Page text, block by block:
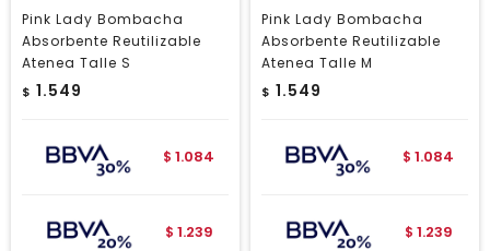
Pink Lady Bombacha
Absorbente Reutilizable
Atenea Talle S
$ 1.549
$ 1.084
$ 1.239
Pink Lady Bombacha
Absorbente Reutilizable
Atenea Talle M
$ 1.549
$ 1.084
$ 1.239